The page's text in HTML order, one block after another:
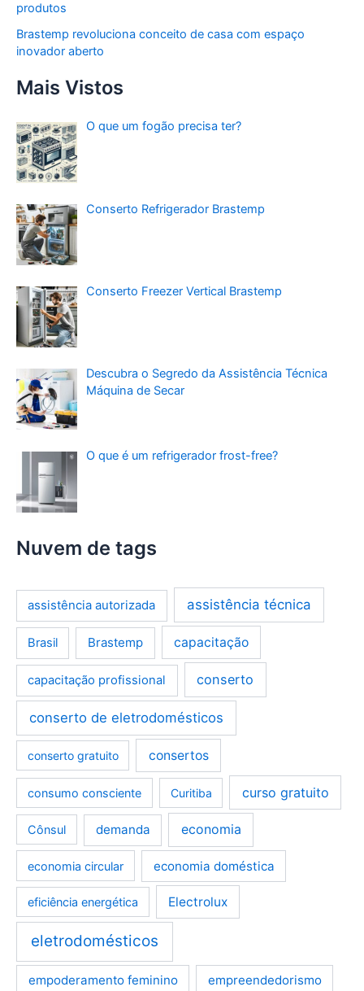
produtos
Brastemp revoluciona conceito de casa com espaço
inovador aberto
Mais Vistos
O que um fogão precisa ter?
Conserto Refrigerador Brastemp
Conserto Freezer Vertical Brastemp
Descubra o Segredo da Assistência Técnica
Máquina de Secar
O que é um refrigerador frost-free?
Nuvem de tags
assistência autorizada assistência técnica
Brasil Brastemp capacitação
capacitação profissional conserto
conserto de eletrodomésticos
conserto gratuito consertos
consumo consciente Curitiba curso gratuito
Cônsul demanda economia
economia circular economia doméstica
eficiência energética Electrolux
eletrodomésticos
empoderamento feminino empreendedorismo